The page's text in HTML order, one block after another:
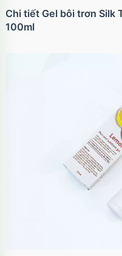
Chi tiết Gel bôi trơn Silk
100ml